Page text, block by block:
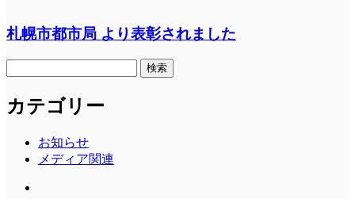
札幌市都市局 より表彰されました
カテゴリー
お知らせ
メディア関連